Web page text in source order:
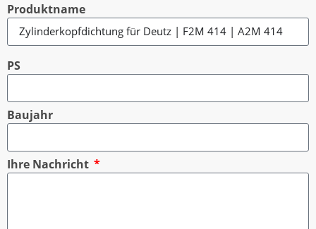
Produktname
PS
Baujahr
Ihre Nachricht